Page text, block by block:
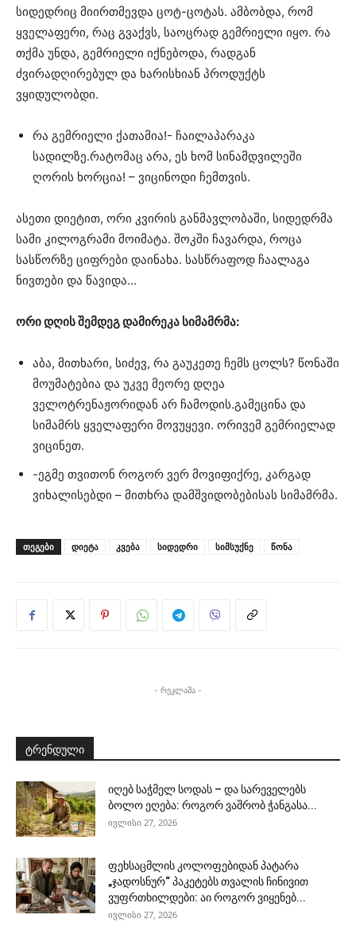
სიდედრიც მიირთმევდა ცოტ-ცოტას. ამბობდა, რომ
ყველაფერი, რაც გვაქვს, საოცრად გემრიელი იყო. რა
თქმა უნდა, გემრიელი იქნებოდა, რადგან
ძვირადღირებულ და ხარისხიან პროდუქტს
ვყიდულობდი.
რა გემრიელი ქათამია!- ჩაილაპარაკა
სადილზე.რატომაც არა, ეს ხომ სინამდვილეში
ღორის ხორცია! – ვიცინოდი ჩემთვის.
ასეთი დიეტით, ორი კვირის განმავლობაში, სიდედრმა
სამი კილოგრამი მოიმატა. შოკში ჩავარდა, როცა
სასწორზე ციფრები დაინახა. სასწრაფოდ ჩაალაგა
ნივთები და წავიდა…
ორი დღის შემდეგ დამირეკა სიმამრმა:
აბა, მითხარი, სიძევ, რა გაუკეთე ჩემს ცოლს? წონაში
მოუმატებია და უკვე მეორე დღეა
ველოტრენაჟორიდან არ ჩამოდის.გამეცინა და
სიმამრს ყველაფერი მოვუყევი. ორივემ გემრიელად
ვიცინეთ.
-ეგმე თვითონ როგორ ვერ მოვიფიქრე, კარგად
ვიხალისებდი – მითხრა დამშვიდობებისას სიმამრმა.
ᲗᲔᲒᲔᲑᲘ დიეტა კვება სიდედრი სიმსუქნე წონა
- რეკლამა -
ტრენდული
იღებ საჭმელ სოდას – და სარეველებს
ბოლო ეღება: როგორ ვაშრობ ჭანგასა...
ივლისი 27, 2026
ფეხსაცმლის კოლოფებიდან პატარა
„ჯადოსნურ“ პაკეტებს თვალის ჩინივით
ვუფრთხილდები: აი როგორ ვიყენებ...
ივლისი 27, 2026